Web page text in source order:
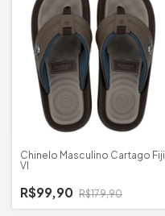
Chinelo Masculino Cartago Fiji
VI
R$99,90 R$179,90